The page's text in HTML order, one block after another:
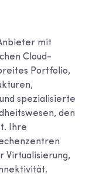
mit
Cloud-
Portfolio,
spezialisierte
den
Ihre
Virtualisierung,